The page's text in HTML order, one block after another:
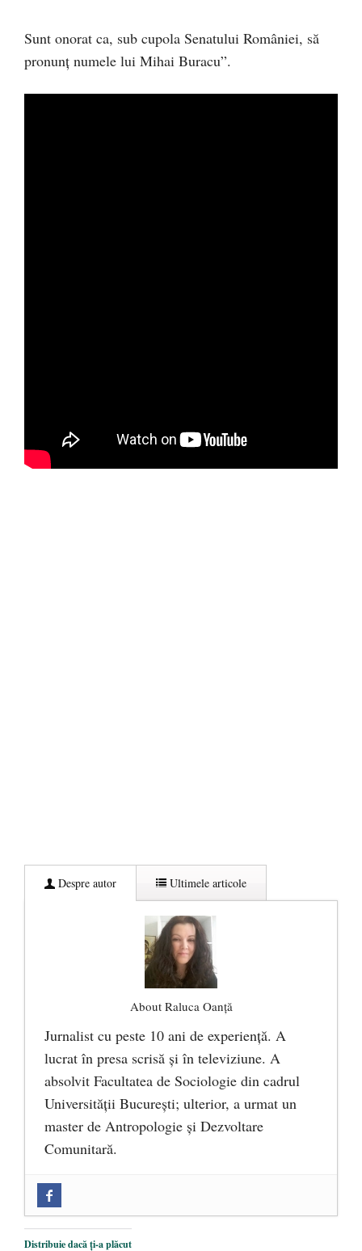
Sunt onorat ca, sub cupola Senatului României, să
pronunț numele lui Mihai Buracu”.
Despre autor Ultimele articole
About Raluca Oanță
Jurnalist cu peste 10 ani de experiență. A
lucrat în presa scrisă și în televiziune. A
absolvit Facultatea de Sociologie din cadrul
Universității București; ulterior, a urmat un
master de Antropologie și Dezvoltare
Comunitară.
Mănăstirea „Sfânta Ana” Rohia. Părintele
Nicolae Steinhardt, comemorat la 102 ani
Distribuie dacă ți-a plăcut